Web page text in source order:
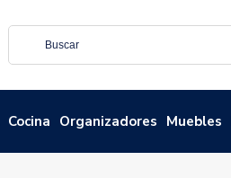
Cocina Organizadores Muebles